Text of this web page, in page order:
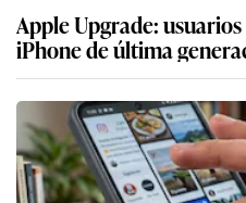
Apple Upgrade:
iPhone de última